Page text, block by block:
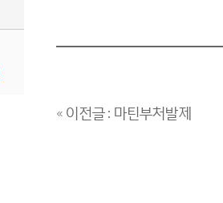
« 이전글 : 마틴부처발제